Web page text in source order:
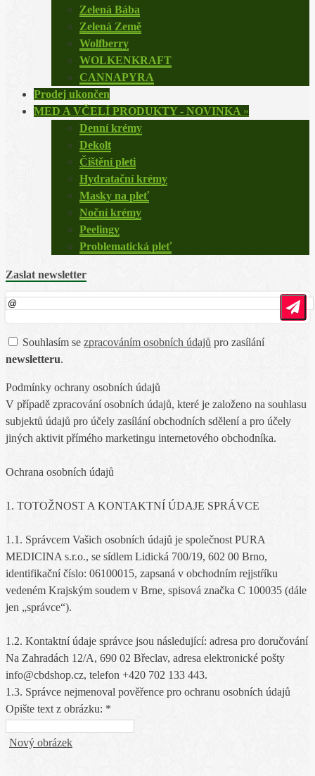
Zelená Bába
Zelená Země
Wolfberry
WOLKENKRAFT
CANNAPYRA
Prodej ukončen
MED A VČELÍ PRODUKTY - NOVINKA »
Denní krémy
Dekolt
Čištění pleti
Hydratační krémy
Masky na pleť
Noční krémy
Peelingy
Problematická pleť
Zaslat newsletter
Souhlasím se zpracováním osobních údajů pro zasílání
newsletteru.
Podmínky ochrany osobních údajů
V případě zpracování osobních údajů, které je založeno na souhlasu
subjektů údajů pro účely zasílání obchodních sdělení a pro účely
jiných aktivit přímého marketingu internetového obchodníka.
Ochrana osobních údajů
1. TOTOŽNOST A KONTAKTNÍ ÚDAJE SPRÁVCE
1.1. Správcem Vašich osobních údajů je společnost PURA
MEDICINA s.r.o., se sídlem Lidická 700/19, 602 00 Brno,
identifikační číslo: 06100015, zapsaná v obchodním rejjstŕíku
vedeném Krajským soudem v Brne, spisová značka C 100035 (dále
jen „správce“).
1.2. Kontaktní údaje správce jsou následující: adresa pro doručování
Na Zahradách 12/A, 690 02 Břeclav, adresa elektronické pošty
info@cbdshop.cz, telefon +420 702 133 443.
1.3. Správce nejmenoval pověřence pro ochranu osobních údajů
Opište text z obrázku: *
Nový obrázek